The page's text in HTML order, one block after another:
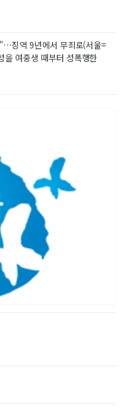
징역 9년에서 무죄로(서울=
을 여중생 때부터 성폭행한